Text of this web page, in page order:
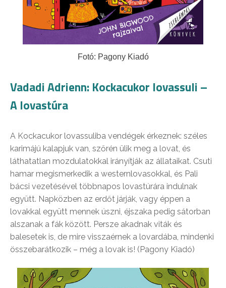
Fotó: Pagony Kiadó
Vadadi Adrienn: Kockacukor lovassuli –
A lovastúra
A Kockacukor lovassuliba vendégek érkeznek: széles
karimájú kalapjuk van, szőrén ülik meg a lovat, és
láthatatlan mozdulatokkal irányítják az állataikat. Csuti
hamar megismerkedik a westernlovasokkal, és Pali
bácsi vezetésével többnapos lovastúrára indulnak
együtt. Napközben az erdőt járják, vagy éppen a
lovakkal együtt mennek úszni, éjszaka pedig sátorban
alszanak a fák között. Persze akadnak viták és
balesetek is, de mire visszaérnek a lovardába, mindenki
összebarátkozik – még a lovak is! (Pagony Kiadó)